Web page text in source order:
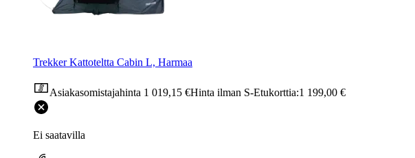
Trekker Kattoteltta Cabin L, Harmaa
Asiakasomistajahinta 1 019,15 €Hinta ilman S-Etukorttia:1 199,00 €
Ei saatavilla